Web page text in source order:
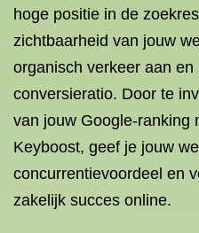
hoge positie in de
zichtbaarheid van jouw
organisch verkeer aan
conversieratio. Door te
van jouw Google-ranking
Keyboost, geef je jouw
concurrentievoordeel en
zakelijk succes online.